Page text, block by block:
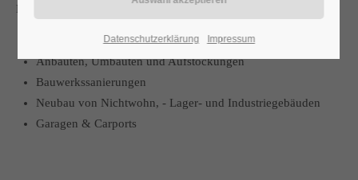
Für alle Maßnahmen des üblichen Hochbaus, wie:
Neubau von Wohngebäuden
Anbauten, Umbauten und Aufstockungen
Bauwerkssanierungen
Neubau von Nichtwohn, - Lager- und Industriegebäuden
Garagen & Carports
Datenschutzerklärung Impressum